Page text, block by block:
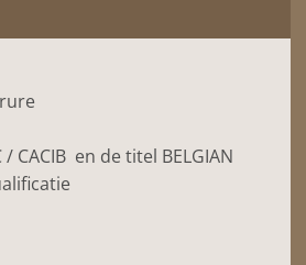
/ CACIB en de titel BELGIAN